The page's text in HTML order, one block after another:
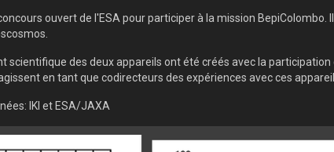
ouvert de l'ESA pour participer à la mission
des deux appareils ont été créés avec la
en tant que codirecteurs des expériences avec ces
IKI et ESA/JAXA